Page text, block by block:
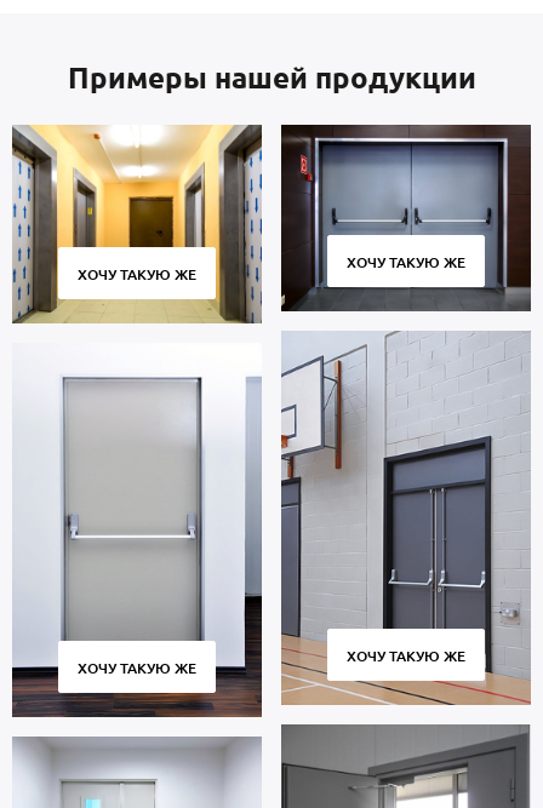
Примеры нашей продукции
ХОЧУ ТАКУЮ ЖЕ
ХОЧУ ТАКУЮ ЖЕ
ХОЧУ ТАКУЮ ЖЕ
ХОЧУ ТАКУЮ ЖЕ